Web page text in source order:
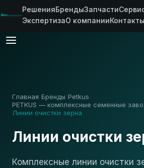
РешенияБрендыЗапчасти
ЭкспертизаО компанииКонтакты
Главная› Бренды Petkus
PETKUS — комплексные семенные
Линии очистки зерна
Линии очистки
Комплексные линии очистки